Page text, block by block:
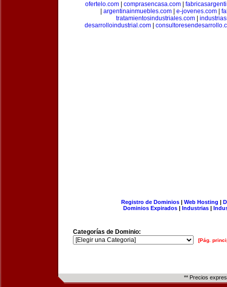
ofertelo.com| comprasencasa.com|
argentinainmuebles.com| e-jovenes.com|
tratamientosindustriales.com
desarrolloindustrial.com|
Registro de Dominios| Web Hosting |
Dominios Expirados | Industrias |
Categorías de Dominio:
[Pág.
** Precios